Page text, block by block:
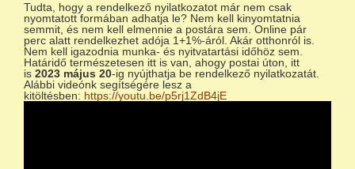
Tudta, hogy a rendelkező nyilatkozatot már nem csak
nyomtatott formában adhatja le? Nem kell kinyomtatnia
semmit, és nem kell elmennie a postára sem. Online pár
perc alatt rendelkezhet adója 1+1%-áról. Akár otthonról is.
Nem kell igazodnia munka- és nyitvatartási időhöz sem.
Határidő természetesen itt is van, ahogy postai úton, itt
is 2023 május 20-ig nyújthatja be rendelkező nyilatkozatát.
Alábbi videónk segítségére lesz a
kitöltésben: https://youtu.be/p5rj1ZdB4jE